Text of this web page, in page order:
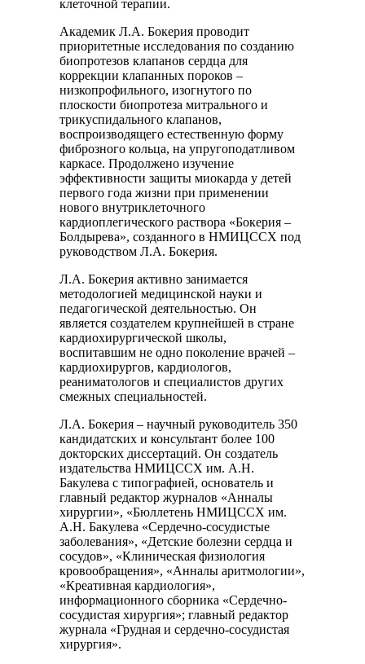
клеточной терапии.
Академик Л.А. Бокерия проводит
приоритетные исследования по созданию
биопротезов клапанов сердца для
коррекции клапанных пороков –
низкопрофильного, изогнутого по
плоскости биопротеза митрального и
трикуспидального клапанов,
воспроизводящего естественную форму
фиброзного кольца, на упругоподатливом
каркасе. Продолжено изучение
эффективности защиты миокарда у детей
первого года жизни при применении
нового внутриклеточного
кардиоплегического раствора «Бокерия –
Болдырева», созданного в НМИЦССХ под
руководством Л.А. Бокерия.
Л.А. Бокерия активно занимается
методологией медицинской науки и
педагогической деятельностью. Он
является создателем крупнейшей в стране
кардиохирургической школы,
воспитавшим не одно поколение врачей –
кардиохирургов, кардиологов,
реаниматологов и специалистов других
смежных специальностей.
Л.А. Бокерия – научный руководитель 350
кандидатских и консультант более 100
докторских диссертаций. Он создатель
издательства НМИЦССХ им. А.Н.
Бакулева с типографией, основатель и
главный редактор журналов «Анналы
хирургии», «Бюллетень НМИЦССХ им.
А.Н. Бакулева «Сердечно-сосудистые
заболевания», «Детские болезни сердца и
сосудов», «Клиническая физиология
кровообращения», «Анналы аритмологии»,
«Креативная кардиология»,
информационного сборника «Сердечно-
сосудистая хирургия»; главный редактор
журнала «Грудная и сердечно-сосудистая
хирургия».